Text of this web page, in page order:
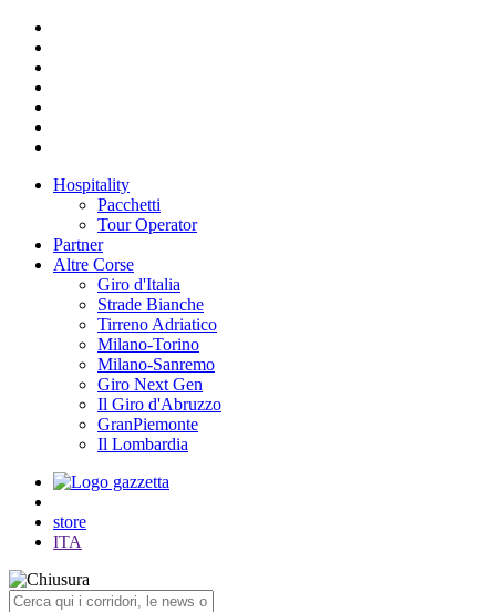
Hospitality
Pacchetti
Tour Operator
Partner
Altre Corse
Giro d'Italia
Strade Bianche
Tirreno Adriatico
Milano-Torino
Milano-Sanremo
Giro Next Gen
Il Giro d'Abruzzo
GranPiemonte
Il Lombardia
store
ITA